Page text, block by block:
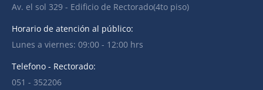
Av. el sol 329 - Edificio de Rectorado(4to piso)
Horario de atención al público:
Lunes a viernes: 09:00 - 12:00 hrs
Telefono - Rectorado:
051 - 352206